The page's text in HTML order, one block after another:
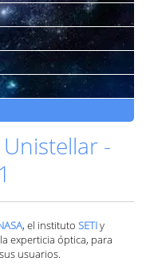
-
, el instituto SETIy
experticia óptica, para
usuarios.